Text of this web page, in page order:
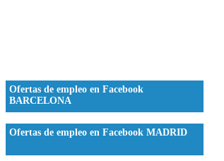
Ofertas de empleo en Facebook
BARCELONA
Ofertas de empleo en Facebook MADRID